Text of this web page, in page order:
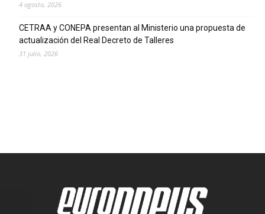
4 agosto, 2026
CETRAA y CONEPA presentan al Ministerio una propuesta de
actualización del Real Decreto de Talleres
31 julio, 2026